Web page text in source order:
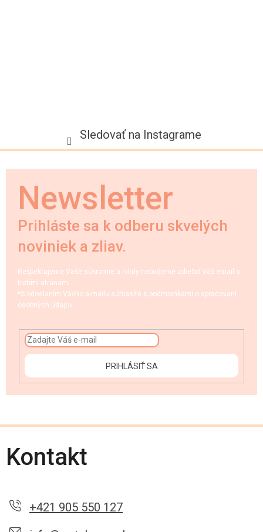
Sledovať na Instagrame
Newsletter
Prihláste sa k odberu skvelých
noviniek a zliav.
Rešpektujeme Vaše súkromie a nikdy nebudeme zdieľať Váš email s
tretími stranami.
*S odoslaním Vášho e-mailu súhlasíte s podmienkami o spracovaní
osobných údajov.
PRIHLÁSIŤ SA
Kontakt
+421 905 550 127